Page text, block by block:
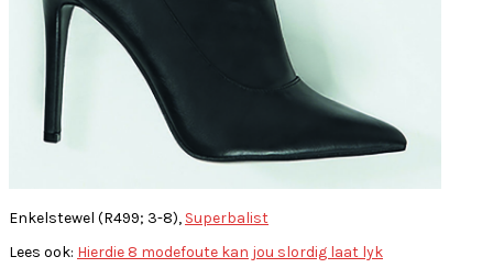
Enkelstewel (R499; 3-8), Superbalist
Lees ook: Hierdie 8 modefoute kan jou slordig laat lyk